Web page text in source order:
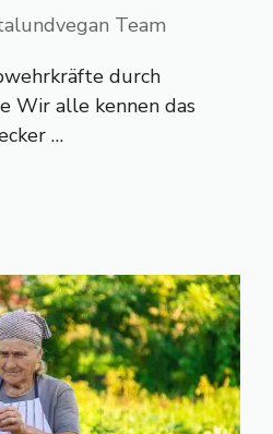
Team
durch
Wir alle kennen das
…